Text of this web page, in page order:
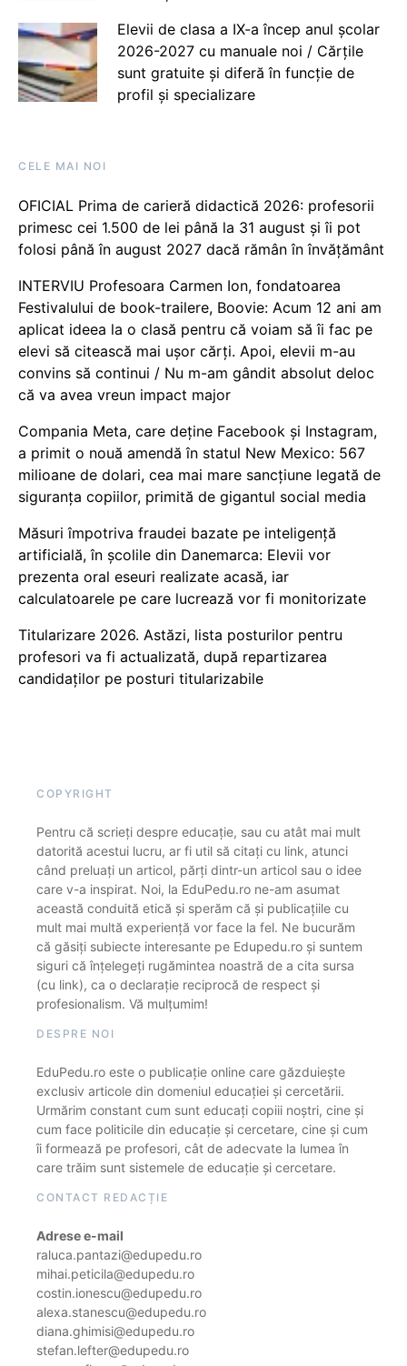
Elevii de clasa a IX-a încep anul școlar
2026-2027 cu manuale noi / Cărțile
sunt gratuite și diferă în funcție de
profil și specializare
CELE MAI NOI
OFICIAL Prima de carieră didactică 2026: profesorii
primesc cei 1.500 de lei până la 31 august și îi pot
folosi până în august 2027 dacă rămân în învățământ
INTERVIU Profesoara Carmen Ion, fondatoarea
Festivalului de book-trailere, Boovie: Acum 12 ani am
aplicat ideea la o clasă pentru că voiam să îi fac pe
elevi să citească mai ușor cărți. Apoi, elevii m-au
convins să continui / Nu m-am gândit absolut deloc
că va avea vreun impact major
Compania Meta, care deține Facebook și Instagram,
a primit o nouă amendă în statul New Mexico: 567
milioane de dolari, cea mai mare sancțiune legată de
siguranța copiilor, primită de gigantul social media
Măsuri împotriva fraudei bazate pe inteligență
artificială, în școlile din Danemarca: Elevii vor
prezenta oral eseuri realizate acasă, iar
calculatoarele pe care lucrează vor fi monitorizate
Titularizare 2026. Astăzi, lista posturilor pentru
profesori va fi actualizată, după repartizarea
candidaților pe posturi titularizabile
COPYRIGHT
Pentru că scrieți despre educație, sau cu atât mai mult
datorită acestui lucru, ar fi util să citați cu link, atunci
când preluați un articol, părți dintr-un articol sau o idee
care v-a inspirat. Noi, la EduPedu.ro ne-am asumat
această conduită etică și sperăm că și publicațiile cu
mult mai multă experiență vor face la fel. Ne bucurăm
că găsiți subiecte interesante pe Edupedu.ro și suntem
siguri că înțelegeți rugămintea noastră de a cita sursa
(cu link), ca o declarație reciprocă de respect și
profesionalism. Vă mulțumim!
DESPRE NOI
EduPedu.ro este o publicație online care găzduiește
exclusiv articole din domeniul educației și cercetării.
Urmărim constant cum sunt educați copiii noștri, cine și
cum face politicile din educație și cercetare, cine și cum
îi formează pe profesori, cât de adecvate la lumea în
care trăim sunt sistemele de educație și cercetare.
CONTACT REDACȚIE
Adrese e-mail
raluca.pantazi@edupedu.ro
mihai.peticila@edupedu.ro
costin.ionescu@edupedu.ro
alexa.stanescu@edupedu.ro
diana.ghimisi@edupedu.ro
stefan.lefter@edupedu.ro